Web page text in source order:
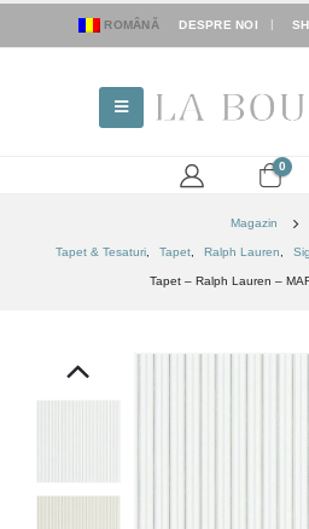
ROMÂNĂ DESPRE NOI
0
Magazin
Tapet & Tesaturi, Tapet, Ralph Lauren
Tapet – Ralph Lauren –